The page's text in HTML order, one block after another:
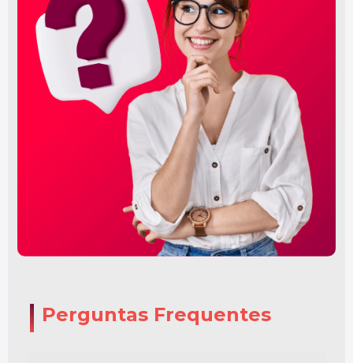
Perguntas Frequentes